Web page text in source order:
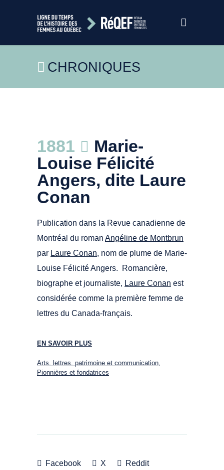
CHRONIQUES
Vers 1870
Source: Bibliothèque et Archives nationales
du Québec. Centre d’archives de Québec.
P1000,S4,D83,PC103
1881
Marie-
Louise Félicité
Angers, dite Laure
Conan
Publication dans la Revue canadienne de
Montréal du roman Angéline de Montbrun
par Laure Conan, nom de plume de Marie-
Louise Félicité Angers. Romancière,
biographe et journaliste, Laure Conan est
considérée comme la première femme de
lettres du Canada-français.
EN SAVOIR PLUS
Arts, lettres, patrimoine et communication,
Pionnières et fondatrices
Facebook X Reddit